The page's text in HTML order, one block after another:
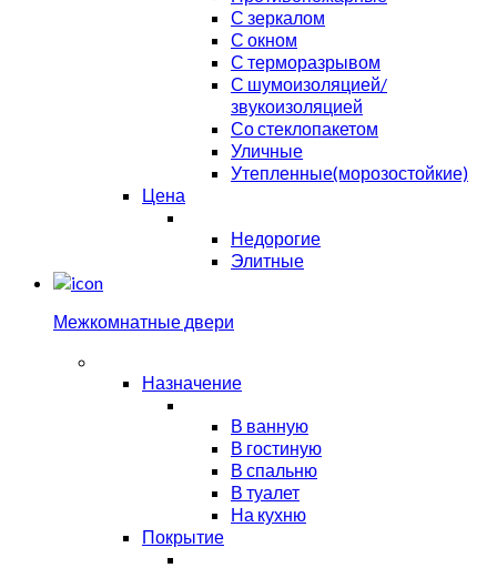
С зеркалом
С окном
С терморазрывом
С шумоизоляцией/
звукоизоляцией
Со стеклопакетом
Уличные
Утепленные(морозостойкие)
Цена
Недорогие
Элитные
Межкомнатные двери
Назначение
В ванную
В гостиную
В спальню
В туалет
На кухню
Покрытие